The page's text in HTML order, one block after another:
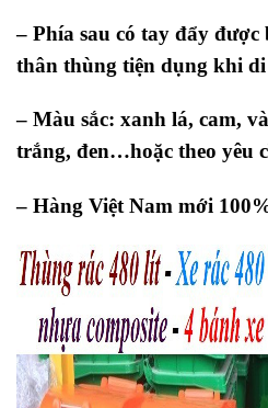
– Phía sau có tay đẩy được
thân thùng tiện dụng khi di
– Màu sắc: xanh lá, cam,
trắng, đen…hoặc theo yêu
– Hàng Việt Nam mới